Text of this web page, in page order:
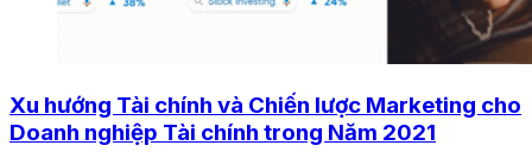
Xu hướng Tài chính và Chiến lược Marketing cho
Doanh nghiệp Tài chính trong Năm 2021